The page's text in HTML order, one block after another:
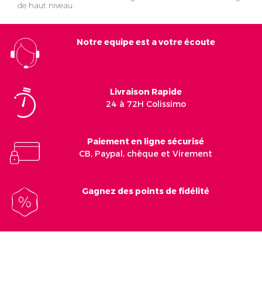
de haut niveau.
Notre equipe est a votre écoute
Livraison Rapide
24 à 72H Colissimo
Paiement en ligne sécurisé
CB, Paypal, chèque et Virement
Gagnez des points de fidélité